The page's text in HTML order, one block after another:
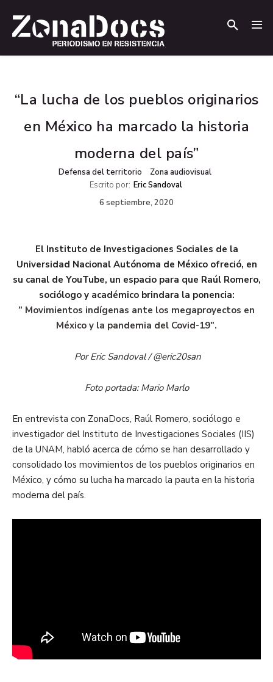
“La lucha de los pueblos originarios
en México ha marcado la historia
moderna del país”
Defensa del territorio
Zona audiovisual
Escrito por: Eric Sandoval
6 septiembre, 2020
El Instituto de Investigaciones Sociales de la
Universidad Nacional Autónoma de México ofreció, en
su canal de YouTube, un espacio para que Raúl Romero,
sociólogo y académico brindara la ponencia:
” Movimientos indígenas ante los megaproyectos en
México y la pandemia del Covid-19″.
Por Eric Sandoval / @eric20san
Foto portada: Mario Marlo
En entrevista con ZonaDocs, Raúl Romero, sociólogo e
investigador del Instituto de Investigaciones Sociales (IIS)
de la UNAM, habló acerca de cómo se han desarrollado y
consolidado los movimientos de los pueblos originarios en
México, y cómo su lucha ha marcado la pauta en la historia
moderna del país.